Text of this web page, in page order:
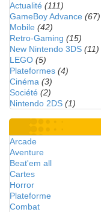
Actualité (111)
GameBoy Advance (67)
Mobile (42)
Retro-Gaming (15)
New Nintendo 3DS (11)
LEGO (5)
Plateformes (4)
Cinéma (3)
Société (2)
Nintendo 2DS (1)
Arcade
Aventure
Beat'em all
Cartes
Horror
Plateforme
Combat